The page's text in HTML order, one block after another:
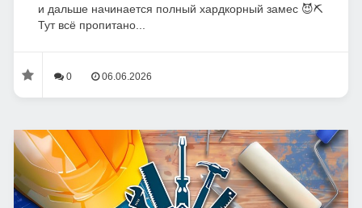
и дальше начинается полный хардкорный замес 😈⛏️
Тут всё пропитано...
0 06.06.2026